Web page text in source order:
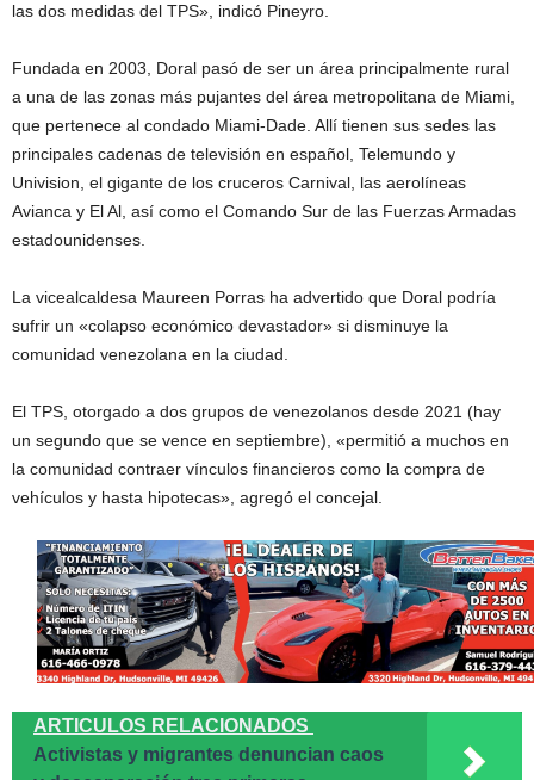
las dos medidas del TPS», indicó Pineyro.
Fundada en 2003, Doral pasó de ser un área principalmente rural
a una de las zonas más pujantes del área metropolitana de Miami,
que pertenece al condado Miami-Dade. Allí tienen sus sedes las
principales cadenas de televisión en español, Telemundo y
Univision, el gigante de los cruceros Carnival, las aerolíneas
Avianca y El Al, así como el Comando Sur de las Fuerzas Armadas
estadounidenses.
La vicealcaldesa Maureen Porras ha advertido que Doral podría
sufrir un «colapso económico devastador» si disminuye la
comunidad venezolana en la ciudad.
El TPS, otorgado a dos grupos de venezolanos desde 2021 (hay
un segundo que se vence en septiembre), «permitió a muchos en
la comunidad contraer vínculos financieros como la compra de
vehículos y hasta hipotecas», agregó el concejal.
ARTICULOS RELACIONADOS
Activistas y migrantes denuncian caos